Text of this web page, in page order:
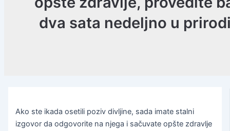
dva sata nedeljno u
Ako ste ikada osetili poziv divljine, sada imate stalni
izgovor da odgovorite na njega i sačuvate opšte zdravlje